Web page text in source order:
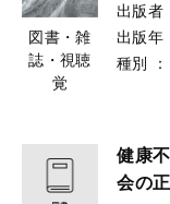
図書・雑
誌・視聴
覚
出版者
出版年
種別
：
健康
会の